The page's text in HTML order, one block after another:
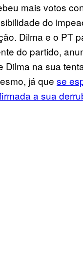
mais votos
do
Dilma e o PT
do partido,
na sua
já que se
a sua